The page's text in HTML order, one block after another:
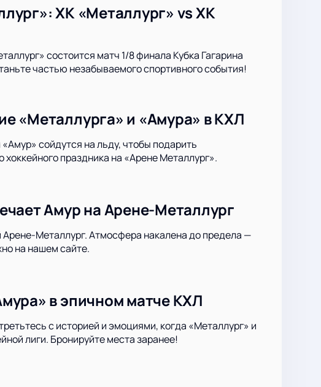
ХК «Металлург» vs ХК
состоится матч 1/8 финала Кубка Гагарина
частью незабываемого спортивного события!
«Металлурга» и «Амура» в КХЛ
сойдутся на льду, чтобы подарить
праздника на «Арене Металлург».
Амур на Арене-Металлург
Металлург. Атмосфера накалена до предела —
на нашем сайте.
в эпичном матче КХЛ
с историей и эмоциями, когда «Металлург» и
лиги. Бронируйте места заранее!